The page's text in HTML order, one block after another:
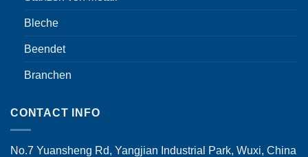
Bleche
Beendet
Branchen
CONTACT INFO
No.7 Yuansheng Rd, Yangjian Industrial Park, Wuxi, China